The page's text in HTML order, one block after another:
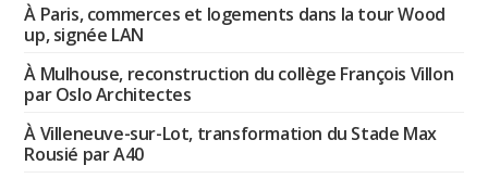
À Paris, commerces et logements dans la tour Wood
up, signée LAN
À Mulhouse, reconstruction du collège François Villon
par Oslo Architectes
À Villeneuve-sur-Lot, transformation du Stade Max
Rousié par A40